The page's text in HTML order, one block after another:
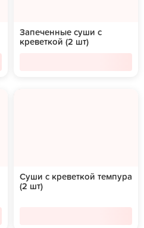
Запеченные суши с
креветкой (2 шт)
Суши с креветкой темпура
(2 шт)